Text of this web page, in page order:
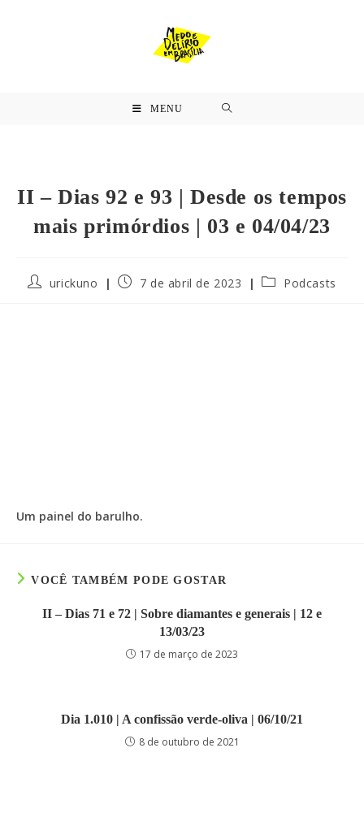
MENU
II – Dias 92 e 93 | Desde os tempos
mais primórdios | 03 e 04/04/23
urickuno 7 de abril de 2023 Podcasts
Um painel do barulho.
VOCÊ TAMBÉM PODE GOSTAR
II – Dias 71 e 72 | Sobre diamantes e generais | 12 e
13/03/23
17 de março de 2023
Dia 1.010 | A confissão verde-oliva | 06/10/21
8 de outubro de 2021